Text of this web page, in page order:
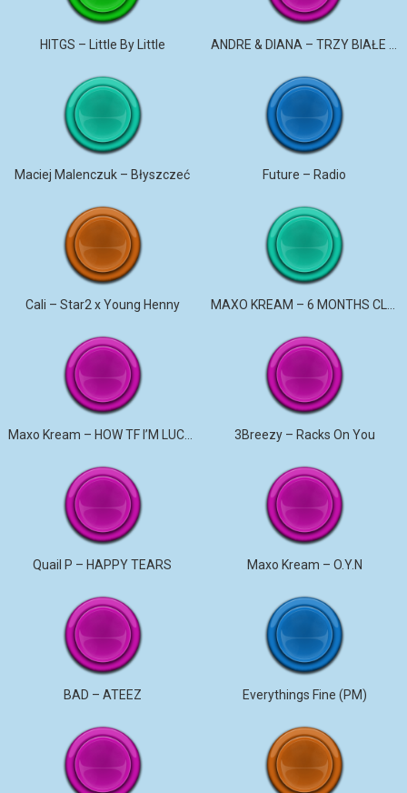
HITGS – Little By Little
Maciej Malenczuk – Błyszczeć Future – Radio
Cali – Star2 x Young Henny
Maxo Kream – HOW TF I’M LUCKY 3Breezy – Racks On You
Quail P – HAPPY TEARS Maxo Kream – O.Y.N
BAD – ATEEZ Everythings Fine (PM)